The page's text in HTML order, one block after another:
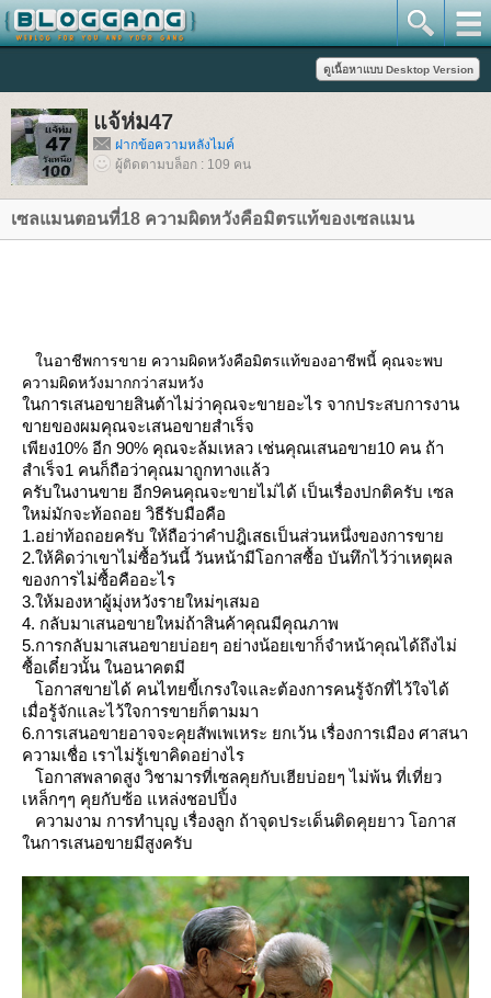
จ้ห่ม47
ฝากข้อความหลังไมค์
ผู้ติดตามบล็อก : 109 คน
เซลแมนตอนที่18 ความผิดหวังคือมิตรแท้ของเซลแมน
นอาชีพการขาย ความผิดหวังคือมิตรแท้ของอาชีพนี้ คุณจะพบ
ความผิดหวังมากกว่าสมหวัง
นการเสนอขายสินต้าไม่ว่าคุณจะขายอะไร จากประสบการงาน
ขายของผมคุณจะเสนอขายสำเร็จ
เพียง10% อีก 90% คุณจะล้มเหลว เช่นคุณเสนอขาย10 คน ถ้า
สำเร็จ1 คนก็ถือว่าคุณมาถูกทางแล้ว
ครับในงานขาย อีก9คนคุณจะขายไม่ได้ เป็นเรื่องปกติครับ เซล
หม่มักจะท้อถอย วิธีรับมือคือ
1.อย่าท้อถอยครับ ให้ถือว่าคำปฎิเสธเป็นส่วนหนึ่งของการขา
2.ให้คิดว่าเขาไม่ซื้อวันนี้ วันหน้ามีโอกาสซื้อ บันทึกไว้ว่าเหตุผล
ของการไม่ซื้อคืออะไร
3.ให้มองหาผู้มุ่งหวังรายใหม่ๆเสมอ
4. กลับมาเสนอขายใหม่ถ้าสินค้าคุณมีคุณภาพ
5.การกลับมาเสนอขายบ่อยๆ อย่างน้อยเขาก็จำหน้าคุณได้ถึงไม่
ซื้อเดี๋ยวนั้น ในอนาคตมี
อกาสขายได้ คนไทยขี้เกรงใจและต้องการคนรู้จักที่ไว้ใจได้
เมื่อรู้จักและไว้ใจการขายก็ตามมา
6.การเสนอขายอาจจะคุยสัพเพเหระ ยกเว้น เรื่องการเมือง ศาสนา
ความเชื่อ เราไม่รู้เขาคิดอย่างไร
อกาสพลาดสูง วิชามารที่เซลคุยกับเฮียบ่อยๆ ไม่พ้น ที่เที่ยว
เหล็กๆๆ คุยกับซ้อ แหล่งชอปปิ้ง
ความงาม การทำบุญ เรื่องลูก ถ้าจุดประเด็นติดคุยยาว โอกาส
นการเสนอขายมีสูงครับ